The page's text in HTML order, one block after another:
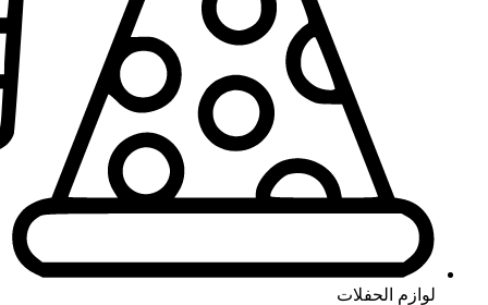
لوازم الحفلات